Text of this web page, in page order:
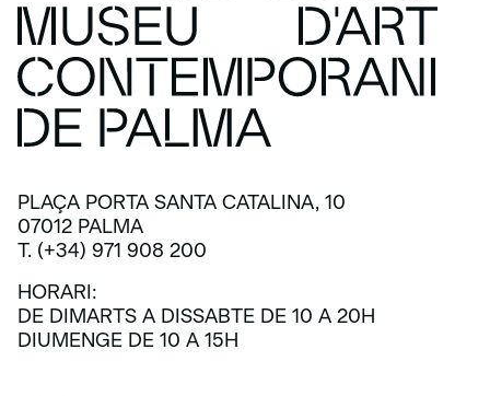
PLAÇA PORTA SANTA CATALINA, 10
07012 PALMA
T. (+34) 971 908 200
HORARI:
DE DIMARTS A DISSABTE DE 10 A 20H
DIUMENGE DE 10 A 15H